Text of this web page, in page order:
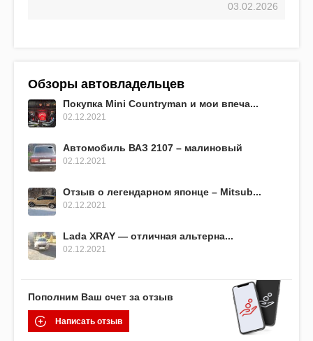
03.02.2026
Обзоры автовладельцев
Покупка Mini Countryman и мои впеча...
02.12.2021
Автомобиль ВАЗ 2107 – малиновый
02.12.2021
Отзыв о легендарном японце – Mitsub...
02.12.2021
Lada XRAY — отличная альтерна...
02.12.2021
Пополним Ваш счет за отзыв
Написать отзыв